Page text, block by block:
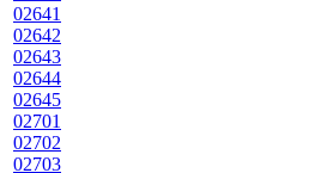
02641
02642
02643
02644
02645
02701
02702
02703